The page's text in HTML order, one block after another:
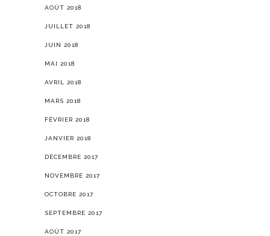
AOÛT 2018
JUILLET 2018
JUIN 2018
MAI 2018
AVRIL 2018
MARS 2018
FÉVRIER 2018
JANVIER 2018
DÉCEMBRE 2017
NOVEMBRE 2017
OCTOBRE 2017
SEPTEMBRE 2017
AOÛT 2017